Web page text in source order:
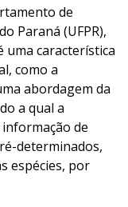
de
Paraná (UFPR),
uma característica
como a
abordagem da
a qual a
de
determinados,
espécies, por